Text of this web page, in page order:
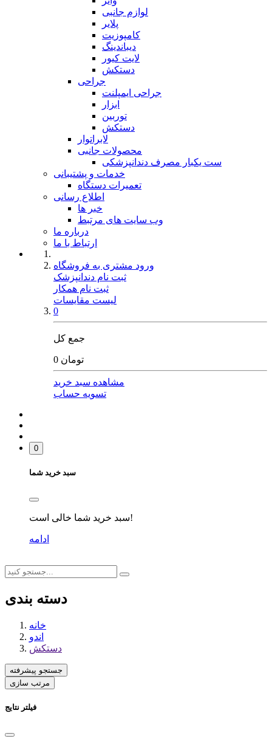
لوازم جانبی
پلایر
کامپوزیت
دیباندینگ
لایت کیور
دستکش
جراحی
جراحی ایمپلنت
ابزار
توربین
دستکش
لابراتوار
محصولات جانبی
ست یکبار مصرف دندانپزشکی
خدمات و پشتیبانی
تعمیرات دستگاه
اطلاع رسانی
خبر ها
وب سایت های مرتبط
درباره ما
ارتباط با ما
ورود مشتری به فروشگاه
ثبت نام دندانپزشک
ثبت نام همکار
لیست مقایسات
0
جمع کل
0 تومان
مشاهده سبد خرید
تسویه حساب
0
سبد خرید شما
سبد خرید شما خالی است!
ادامه
دسته بندی
خانه
اندو
دستکش
جستجو پیشرفته
مرتب سازی
فیلتر نتایج